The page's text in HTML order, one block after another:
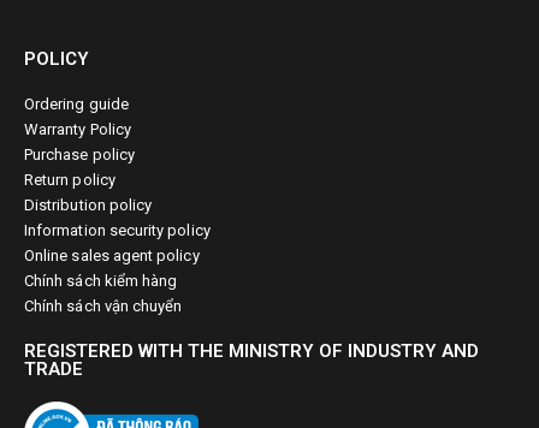
POLICY
Ordering guide
Warranty Policy
Purchase policy
Return policy
Distribution policy
Information security policy
Online sales agent policy
Chính sách kiểm hàng
Chính sách vận chuyển
REGISTERED WITH THE MINISTRY OF INDUSTRY AND
TRADE